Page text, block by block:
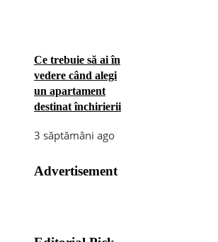
Ce trebuie să ai în
vedere când alegi
un apartament
destinat închirierii
3 săptămâni ago
Advertisement